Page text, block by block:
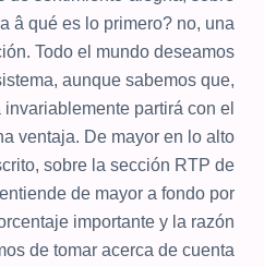
â qué es lo primero? no, una
Todo el mundo deseamos
aunque sabemos que,
partirá con el
ventaja. De mayor en lo alto
sobre la sección RTP de
de mayor a fondo por
importante y la razón
de tomar acerca de cuenta